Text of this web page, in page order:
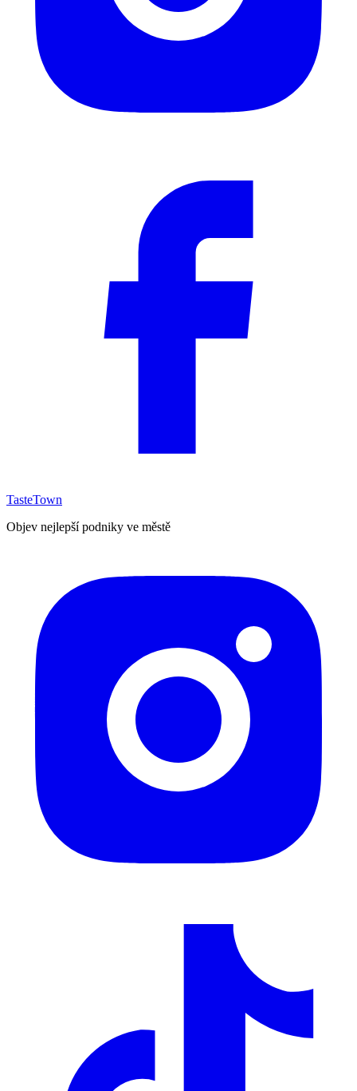
TasteTown
Objev nejlepší podniky ve městě